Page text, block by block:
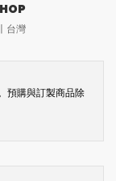
台灣
預購與訂製商品除